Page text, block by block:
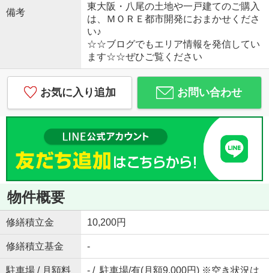
備考
東大阪・八尾の土地や一戸建てのご購入
は、ＭＯＲＥ都市開発におまかせくださ
い♪
☆☆ブログでもエリア情報を発信してい
ます☆☆ぜひご覧ください
お気に入り追加 お問い合わせ
物件概要
修繕積立金 10,200円
修繕積立基金 -
駐車場 / 月額料 - / 駐車場/有(月額9,000円) ※空き状況は